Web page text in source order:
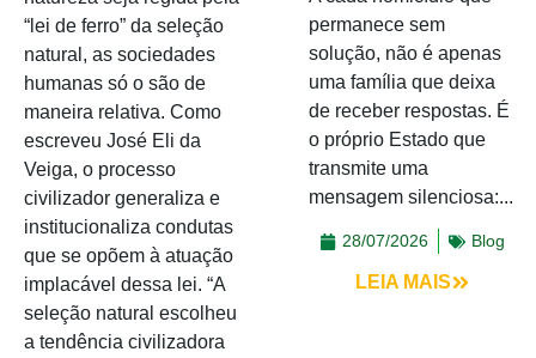
“lei de ferro” da seleção
natural, as sociedades
humanas só o são de
maneira relativa. Como
escreveu José Eli da
Veiga, o processo
civilizador generaliza e
institucionaliza condutas
que se opõem à atuação
implacável dessa lei. “A
seleção natural escolheu
a tendência civilizadora
permanece sem
solução, não é apenas
uma família que deixa
de receber respostas. É
o próprio Estado que
transmite uma
mensagem silenciosa:...
28/07/2026 Blog
LEIA MAIS